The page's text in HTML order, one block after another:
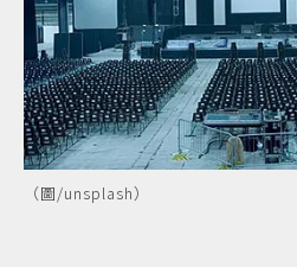
（圖/unsplash）